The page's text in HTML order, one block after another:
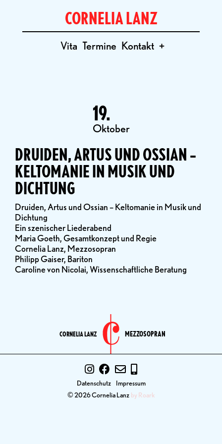
CORNELIA LANZ
Vita Termine Kontakt +
19.
Oktober
DRUIDEN, ARTUS UND OSSIAN –
KELTOMANIE IN MUSIK UND
DICHTUNG
Druiden, Artus und Ossian – Keltomanie in Musik und
Dichtung
Ein szenischer Liederabend
Maria Goeth, Gesamtkonzept und Regie
Cornelia Lanz, Mezzosopran
Philipp Gaiser, Bariton
Caroline von Nicolai, Wissenschaftliche Beratung
CORNELIA LANZ MEZZOSOPRAN
© 2026 Cornelia Lanz by Roark
Datenschutz Impressum